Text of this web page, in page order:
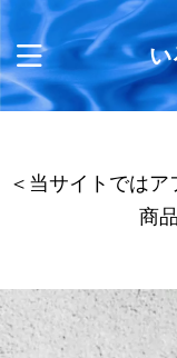
い
＜当サイトでは
商